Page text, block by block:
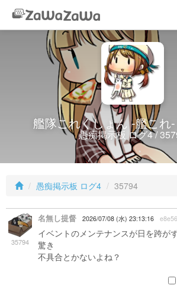
艦隊これくしょん -艦これ
愚痴掲示板 ログ4 /
愚痴掲示板 ログ4 35794
35794
名無し提督 2026/07/08 (水) 23:13:16
イベントのメンテナンスが日を跨が
驚き
不具合とかないよね？